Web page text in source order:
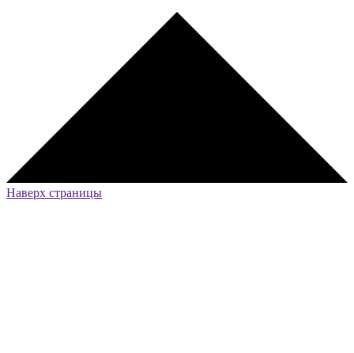
Наверх страницы